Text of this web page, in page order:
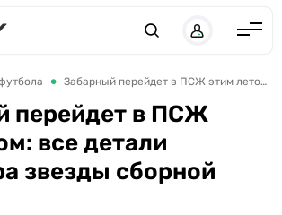
Англия
Испания
Германия
Италия
Забарный перейдет в ПСЖ этим летом: все детали трансфера звезды сборной Украины
перейдет в ПСЖ
все детали
звезды сборной